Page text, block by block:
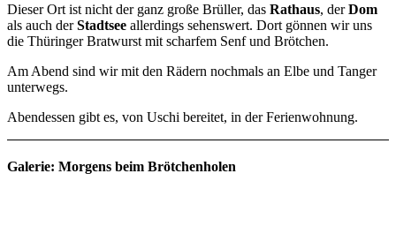
Dieser Ort ist nicht der ganz große Brüller, das Rathaus, derDom
als auch derStadtsee allerdings sehenswert. Dort gönnen wir uns
die Thüringer Bratwurst mit scharfem Senf und Brötchen.
Am Abend sind wir mit den Rädern nochmals an Elbe und Tanger
unterwegs.
Abendessen gibt es, von Uschi bereitet, in der Ferienwohnung.
Galerie: Morgens beim Brötchenholen